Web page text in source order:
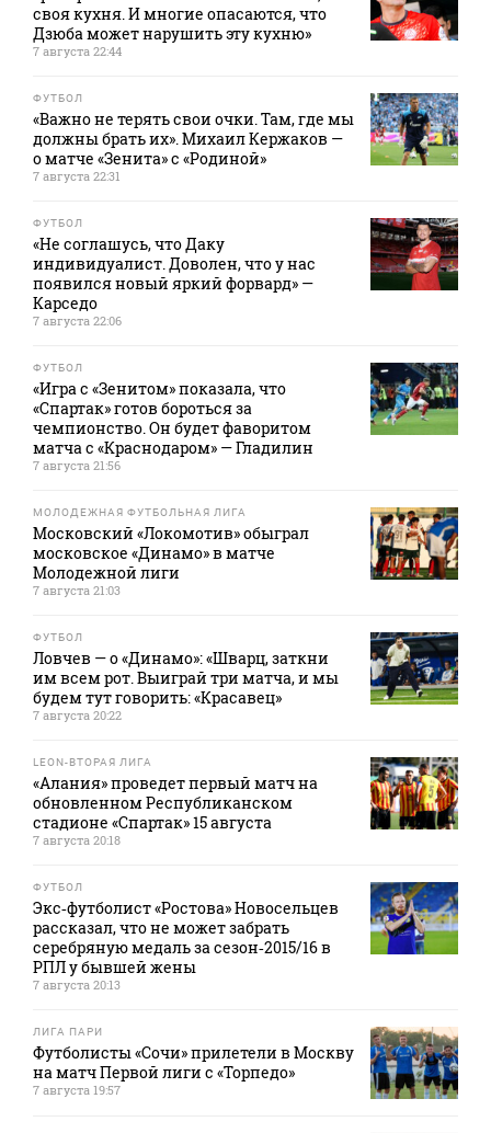
своя кухня. И многие опасаются, что
Дзюба может нарушить эту кухню»
7 августа 22:44
ФУТБОЛ
«Важно не терять свои очки. Там, где мы
должны брать их». Михаил Кержаков —
о матче «Зенита» с «Родиной»
7 августа 22:31
ФУТБОЛ
«Не соглашусь, что Даку
индивидуалист. Доволен, что у нас
появился новый яркий форвард» —
Карседо
7 августа 22:06
ФУТБОЛ
«Игра с «Зенитом» показала, что
«Спартак» готов бороться за
чемпионство. Он будет фаворитом
матча с «Краснодаром» — Гладилин
7 августа 21:56
МОЛОДЕЖНАЯ ФУТБОЛЬНАЯ ЛИГА
Московский «Локомотив» обыграл
московское «Динамо» в матче
Молодежной лиги
7 августа 21:03
ФУТБОЛ
Ловчев — о «Динамо»: «Шварц, заткни
им всем рот. Выиграй три матча, и мы
будем тут говорить: «Красавец»
7 августа 20:22
LEON-ВТОРАЯ ЛИГА
«Алания» проведет первый матч на
обновленном Республиканском
стадионе «Спартак» 15 августа
7 августа 20:18
ФУТБОЛ
Экс‑футболист «Ростова» Новосельцев
рассказал, что не может забрать
серебряную медаль за сезон‑2015/16 в
РПЛ у бывшей жены
7 августа 20:13
ЛИГА ПАРИ
Футболисты «Сочи» прилетели в Москву
на матч Первой лиги с «Торпедо»
7 августа 19:57